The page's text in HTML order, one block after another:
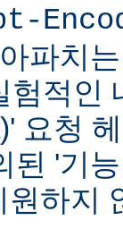
파치
험적인
요청
된 '기
하지